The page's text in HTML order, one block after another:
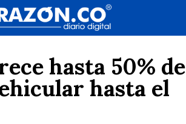
hasta 50% de
hasta el